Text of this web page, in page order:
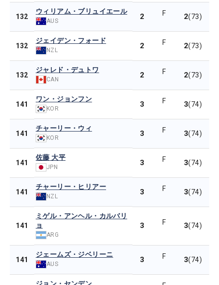
132
ウィリアム・ブリュイエール
AUS 2 F 2(73)
132
ジェイデン・フォード
NZL 2 F 2(73)
132
ジャレド・デュトワ
CAN 2 F 2(73)
141
ワン・ジョンフン
KOR 3 F 3(74)
141
チャーリー・ウィ
KOR 3 F 3(74)
141
佐藤 大平
JPN 3 F 3(74)
141
チャーリー・ヒリアー
NZL 3 F 3(74)
141
ミゲル・アンヘル・カルバリ
ョ
ARG
3 F 3(74)
141
ジェームズ・ジベリーニ
AUS 3 F 3(74)